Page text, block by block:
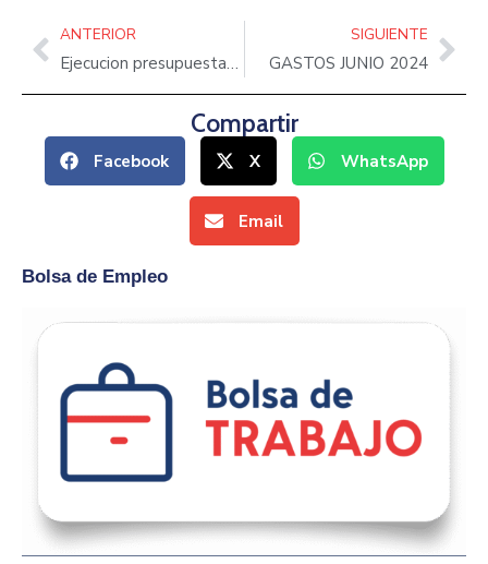
Transparencia
ANTERIOR
Ejecucion presupuestaria de egresos JUNIO 2024
SIGUIENTE
GASTOS JUNIO 2024
Compartir
Facebook X WhatsApp
Email
Bolsa de Empleo